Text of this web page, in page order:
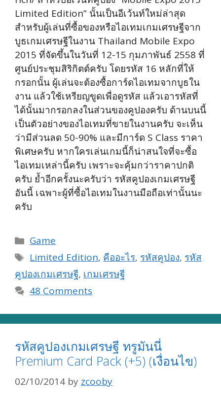
Limited Edition” นั้นเป็นอีเว้นท์ใหม่ล่าสุด
สำหรับผู้เล่นที่ซื้อของหรือไอเทมเกมเศรษฐีจาก
บูธเกมเศรษฐีในงาน Thailand Mobile Expo
2015 ที่จัดขึ้นในวันที่ 12-15 กุมภาพันธ์ 2558 ที่
ศูนย์ประชุมสิริกิตต์ครับ โดยรหัส 16 หลักที่ให้
กรอกนั้น ผู้เล่นจะต้องซื้อการ์ดไอเทมจากบูธใน
งาน แล้วใช้เหรียญขูดเพื่อดูรหัส แล้วเอารหัสที่
ได้นั้นมากรอกลงในส่วนของคูปองครับ ด้านบนนี้
เป็นตัวอย่างของไอเทมที่ขายในงานครับ จะเห็น
ว่ามีส่วนลด 50-90% และมีการ์ด S Class ราคา
พิเศษครับ หากใครเล่นเกมนี้ก็น่าสนใจที่จะซื้อ
ไอเทมเหล่านี้ครับ เพราะจะคุ้มกว่าราคาปกติ
ครับ ย้ำอีกครั้งนะครับว่า รหัสคูปองเกมเศรษฐี
อันนี้ เฉพาะผู้ที่ซื้อไอเทมในงานมือถือเท่านั้นนะ
ครับ
Categories
Game
Tags
Limited Edition, คืออะไร, รหัสคูปอง, รหัส
คูปองเกมเศรษฐี, เกมเศรษฐี
48 Comments
รหัสคูปองเกมเศรษฐี ทรูมันนี่
Premium Card Pack (+5) (เงื่อนไข)
02/10/2014 by zcooby